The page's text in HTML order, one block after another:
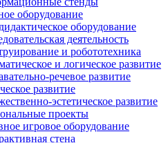
оборудование
оборудование
деятельность
и робототехника
и логическое развитие
речевое развитие
развитие
эстетическое развитие
проекты
игровое оборудование
стена